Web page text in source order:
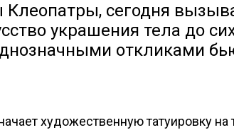
сегодня
украшения тела до
откликами
художественную татуировку на